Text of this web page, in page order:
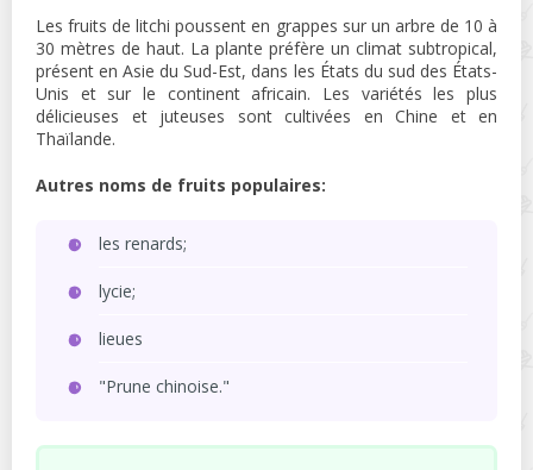
Les fruits de litchi poussent en grappes sur un arbre de 10 à
30 mètres de haut. La plante préfère un climat subtropical,
présent en Asie du Sud-Est, dans les États du sud des États-
Unis et sur le continent africain. Les variétés les plus
délicieuses et juteuses sont cultivées en Chine et en
Thaïlande.
Autres noms de fruits populaires:
les renards;
lycie;
lieues
"Prune chinoise."